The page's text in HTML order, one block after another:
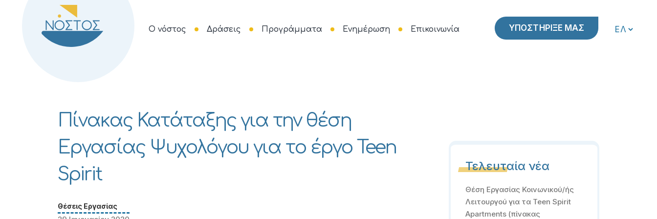
ΥΠΟΣΤΗΡΙΞΕ ΜΑΣ
Ο νόστος Δράσεις Προγράμματα Ενημέρωση Επικοινωνία
Πίνακας Κατάταξης για την θέση
Εργασίας Ψυχολόγου για το έργο Teen
Spirit
Θέσεις Εργασίας
Τελευταία νέα
Θέση Εργασίας Κοινωνικού/ής
Λειτουργού για τα Teen Spirit
Apartments (πίνακας